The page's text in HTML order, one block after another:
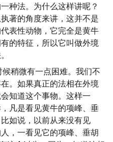
种法。为什么这样讲呢？
著的角度来讲，这并不是
表性动物，它完全是黄牛
的特征，所以它叫做外境
稍微有一点困难。我们不
。如果真正的法相在外境
知道这个事物。这样一
凡是看见黄牛的项峰、垂
如说，以前从来没有见
，一看见它的项峰、垂胡